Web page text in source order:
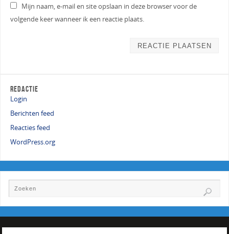
Mijn naam, e-mail en site opslaan in deze browser voor de
volgende keer wanneer ik een reactie plaats.
REDACTIE
Login
Berichten feed
Reacties feed
WordPress.org